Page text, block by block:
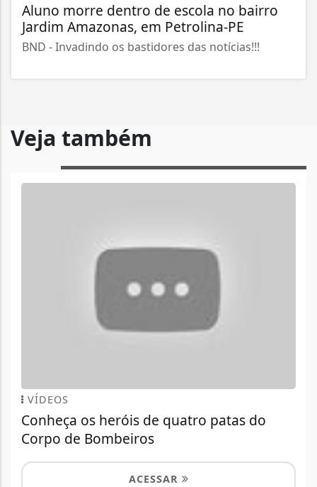
Aluno morre dentro de escola no bairro
Jardim Amazonas, em Petrolina-PE
BND - Invadindo os bastidores das notícias!!!
Veja também
VÍDEOS
Conheça os heróis de quatro patas do
Corpo de Bombeiros
ACESSAR